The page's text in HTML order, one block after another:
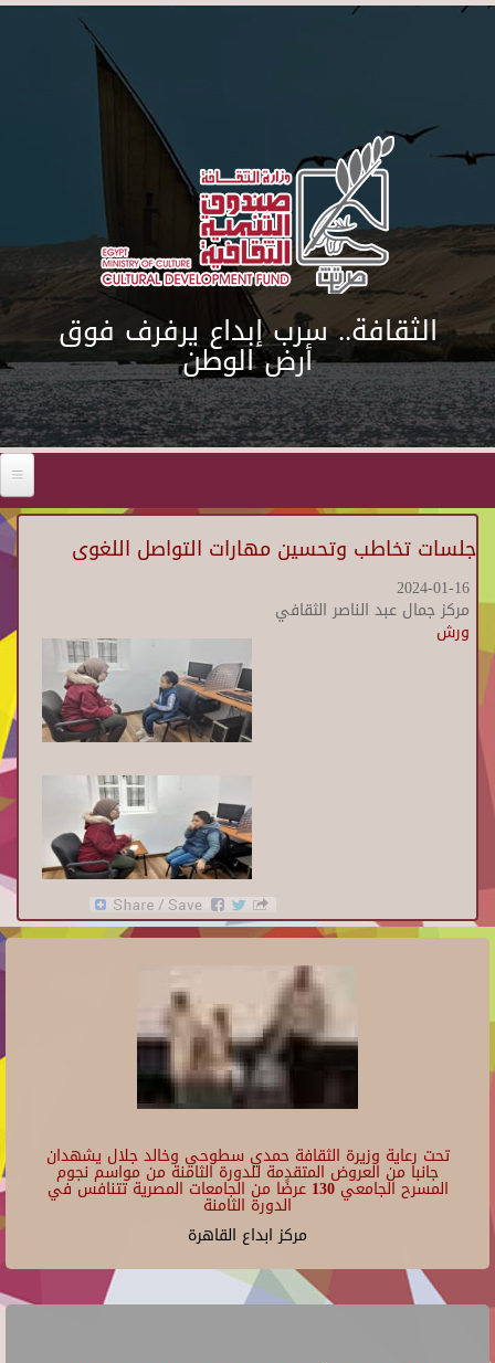
Skip to main content
الثقافة.. سرب إبداع يرفرف فوق
أرض الوطن
جلسات تخاطب وتحسين مهارات التواصل اللغوى
2024-01-16
مركز جمال عبد الناصر الثقافي
ورش
تحت رعاية وزيرة الثقافة حمدي سطوحي وخالد جلال يشهدان
جانبا من العروض المتقدمة للدورة الثامنة من مواسم نجوم
المسرح الجامعي 130 عرضًا من الجامعات المصرية تتنافس في
الدورة الثامنة
مركز ابداع القاهرة